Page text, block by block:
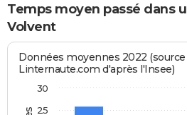
Temps moyen passé dans
Volvent
Données moyennes 2022 (source
Linternaute.com d'après l'Insee)
25
30